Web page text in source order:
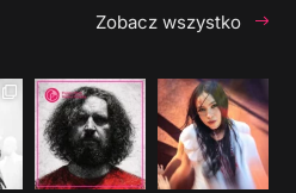
Zobacz wszystko